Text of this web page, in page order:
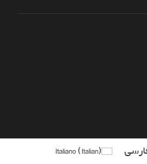
Italiano(Italian)